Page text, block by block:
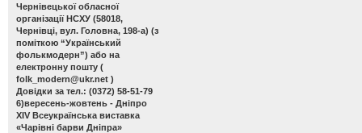
Чернівецької обласної
організації НСХУ (58018,
Чернівці, вул. Головна, 198-а) (з
поміткою “Український
фолькмодерн”) або на
електронну пошту (
folk_modern@ukr.net )
Довідки за тел.: (0372) 58-51-79
6)вересень-жовтень - Дніпро
ХІV Всеукраїнська виставка
«Чарівні барви Дніпра»